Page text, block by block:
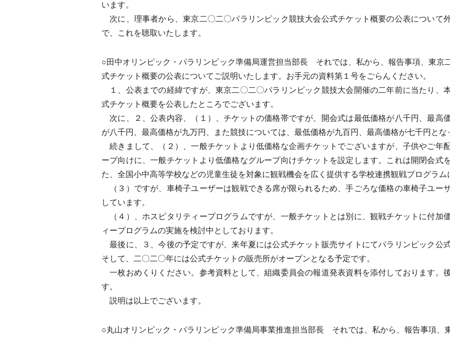
います。
次に、理事者から、東京二〇二〇パラリンピック競技大会公式チケット概要の公表について
で、これを聴取いたします。
○田中オリンピック・パラリンピック準備局運営担当部長 それでは、私から、報告事項、東京
式チケット概要の公表についてご説明いたします。お手元の資料第１号をごらんください。
１、公表までの経緯ですが、東京二〇二〇パラリンピック競技大会開催の二年前に当たり、
式チケット概要を公表したところでございます。
次に、２、公表内容、（１）、チケットの価格帯ですが、開会式は最低価格が八千円、最高
が八千円、最高価格が九万円、また競技については、最低価格が九百円、最高価格が七千円とな
続きまして、（２）、一般チケットより低価格な企画チケットでございますが、子供やご年
ープ向けに、一般チケットより低価格なグループ向けチケットを設定します。これは開閉会式
た、全国小中高等学校などの児童生徒を対象に観戦機会を広く提供する学校連携観戦プログラム
（３）ですが、車椅子ユーザーは観戦できる席が限られるため、手ごろな価格の車椅子ユー
しています。
（４）、ホスピタリティープログラムですが、一般チケットとは別に、観戦チケットに付加
ィープログラムの実施を検討中としております。
最後に、３、今後の予定ですが、来年夏には公式チケット販売サイトにてパラリンピック公
そして、二〇二〇年には公式チケットの販売所がオープンとなる予定です。
一枚おめくりください。参考資料として、組織委員会の報道発表資料を添付しております。
す。
説明は以上でございます。
○丸山オリンピック・パラリンピック準備局事業推進担当部長 それでは、私から、報告事項、